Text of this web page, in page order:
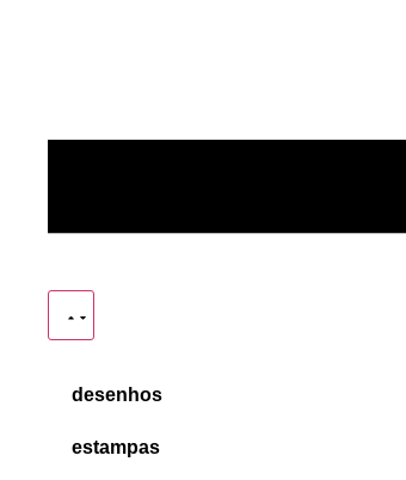
desenhos
estampas